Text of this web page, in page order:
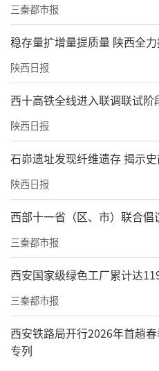
三秦都市报
稳存量扩增量提质量 陕西全
陕西日报
西十高铁全线进入联调联试阶
陕西日报
石峁遗址发现纤维遗存 揭示
陕西日报
西部十一省（区、市）联合
三秦都市报
西安国家级绿色工厂累计达
三秦都市报
西安铁路局开行2026年首趟
专列